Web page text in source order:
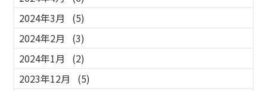
2024年3月
(5)
2024年2月
(3)
2024年1月
(2)
2023年12月
(5)